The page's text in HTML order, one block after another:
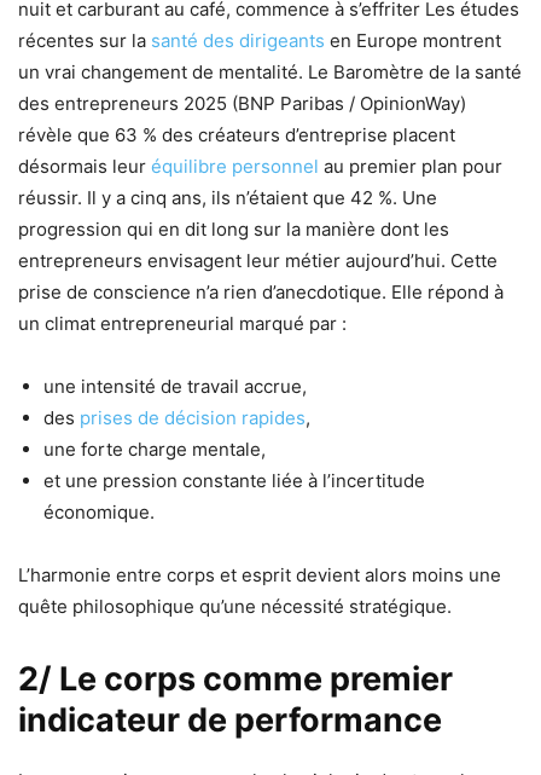
nuit et carburant au café, commence à s’effriter Les études
récentes sur la santé des dirigeants en Europe montrent
un vrai changement de mentalité. Le Baromètre de la santé
des entrepreneurs 2025 (BNP Paribas / OpinionWay)
révèle que 63 % des créateurs d’entreprise placent
désormais leur équilibre personnel au premier plan pour
réussir. Il y a cinq ans, ils n’étaient que 42 %. Une
progression qui en dit long sur la manière dont les
entrepreneurs envisagent leur métier aujourd’hui. Cette
prise de conscience n’a rien d’anecdotique. Elle répond à
un climat entrepreneurial marqué par :
une intensité de travail accrue,
des prises de décision rapides,
une forte charge mentale,
et une pression constante liée à l’incertitude
économique.
L’harmonie entre corps et esprit devient alors moins une
quête philosophique qu’une nécessité stratégique.
2/ Le corps comme premier
indicateur de performance